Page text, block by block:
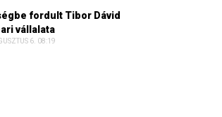
fordult Tibor Dávid
vállalata
6. 08:19